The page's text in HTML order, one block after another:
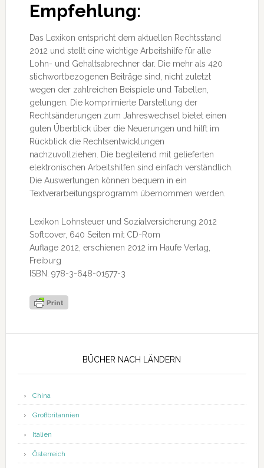
Empfehlung:
Das Lexikon entspricht dem aktuellen Rechtsstand
2012 und stellt eine wichtige Arbeitshilfe für alle
Lohn- und Gehaltsabrechner dar. Die mehr als 420
stichwortbezogenen Beiträge sind, nicht zuletzt
wegen der zahlreichen Beispiele und Tabellen,
gelungen. Die komprimierte Darstellung der
Rechtsänderungen zum Jahreswechsel bietet einen
guten Überblick über die Neuerungen und hilft im
Rückblick die Rechtsentwicklungen
nachzuvollziehen. Die begleitend mit gelieferten
elektronischen Arbeitshilfen sind einfach verständlich.
Die Auswertungen können bequem in ein
Textverarbeitungsprogramm übernommen werden.
Lexikon Lohnsteuer und Sozialversicherung 2012
Softcover, 640 Seiten mit CD-Rom
Auflage 2012, erschienen 2012 im Haufe Verlag,
Freiburg
ISBN: 978-3-648-01577-3
BÜCHER NACH LÄNDERN
China
Großbritannien
Italien
Österreich